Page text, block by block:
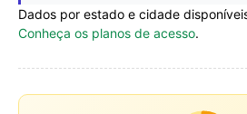
Dados por estado e cidade
Conheça os planos de acesso.